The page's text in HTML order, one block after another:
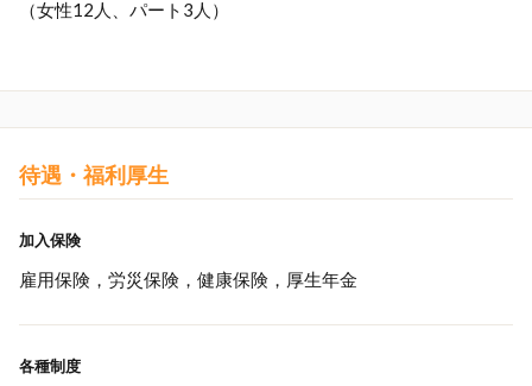
（女性12人、パート3人）
待遇・福利厚生
加入保険
雇用保険，労災保険，健康保険，厚生年金
各種制度